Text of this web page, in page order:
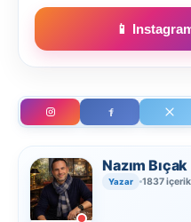
📱
Nazım Bıçak
Yazar 1837 içerik